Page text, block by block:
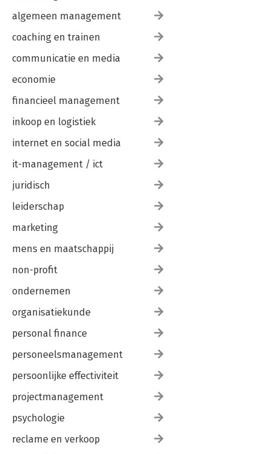
algemeen management
coaching en trainen
communicatie en media
economie
financieel management
inkoop en logistiek
internet en social media
it-management / ict
juridisch
leiderschap
marketing
mens en maatschappij
non-profit
ondernemen
organisatiekunde
personal finance
personeelsmanagement
persoonlijke effectiviteit
projectmanagement
psychologie
reclame en verkoop